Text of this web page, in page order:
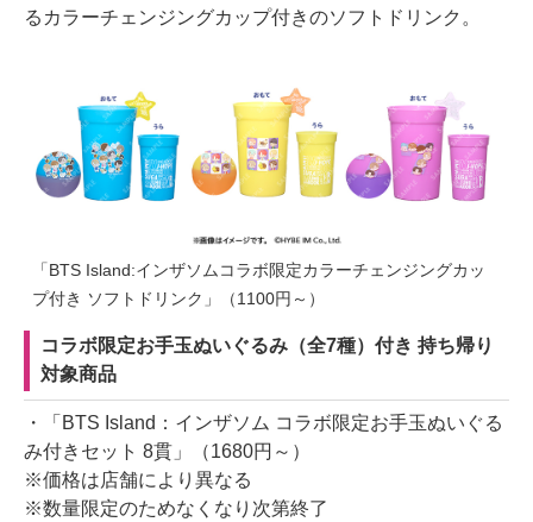
るカラーチェンジングカップ付きのソフトドリンク。
「BTS Island:インザソムコラボ限定カラーチェンジングカッ
プ付き ソフトドリンク」（1100円～）
コラボ限定お手玉ぬいぐるみ（全7種）付き 持ち帰り
対象商品
・「BTS Island：インザソム コラボ限定お手玉ぬいぐる
み付きセット 8貫」（1680円～）
※価格は店舗により異なる
※数量限定のためなくなり次第終了